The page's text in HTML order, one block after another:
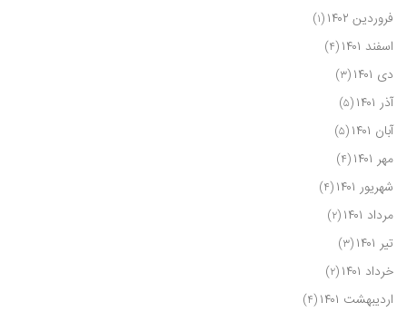
فروردین ۱۴۰۲ (۱)
اسفند ۱۴۰۱ (۴)
دی ۱۴۰۱ (۳)
آذر ۱۴۰۱ (۵)
آبان ۱۴۰۱ (۵)
مهر ۱۴۰۱ (۴)
شهریور ۱۴۰۱ (۴)
مرداد ۱۴۰۱ (۲)
تیر ۱۴۰۱ (۳)
خرداد ۱۴۰۱ (۲)
اردیبهشت ۱۴۰۱ (۴)